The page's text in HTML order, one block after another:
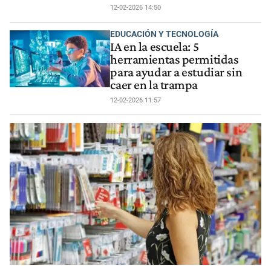
12-02-2026 14:50
EDUCACIÓN Y TECNOLOGÍA
IA en la escuela: 5
herramientas permitidas
para ayudar a estudiar sin
caer en la trampa
12-02-2026 11:57